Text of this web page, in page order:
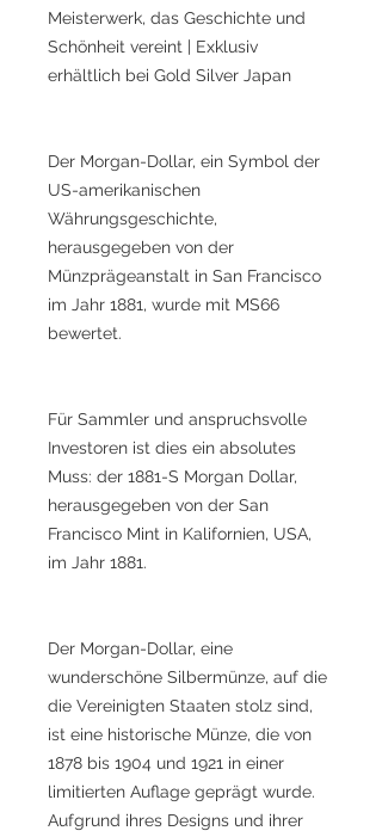
Meisterwerk, das Geschichte und
Schönheit vereint | Exklusiv
erhältlich bei Gold Silver Japan
Der Morgan-Dollar, ein Symbol der
US-amerikanischen
Währungsgeschichte,
herausgegeben von der
Münzprägeanstalt in San Francisco
im Jahr 1881, wurde mit MS66
bewertet.
Für Sammler und anspruchsvolle
Investoren ist dies ein absolutes
Muss: der 1881-S Morgan Dollar,
herausgegeben von der San
Francisco Mint in Kalifornien, USA,
im Jahr 1881.
Der Morgan-Dollar, eine
wunderschöne Silbermünze, auf die
die Vereinigten Staaten stolz sind,
ist eine historische Münze, die von
1878 bis 1904 und 1921 in einer
limitierten Auflage geprägt wurde.
Aufgrund ihres Designs und ihrer